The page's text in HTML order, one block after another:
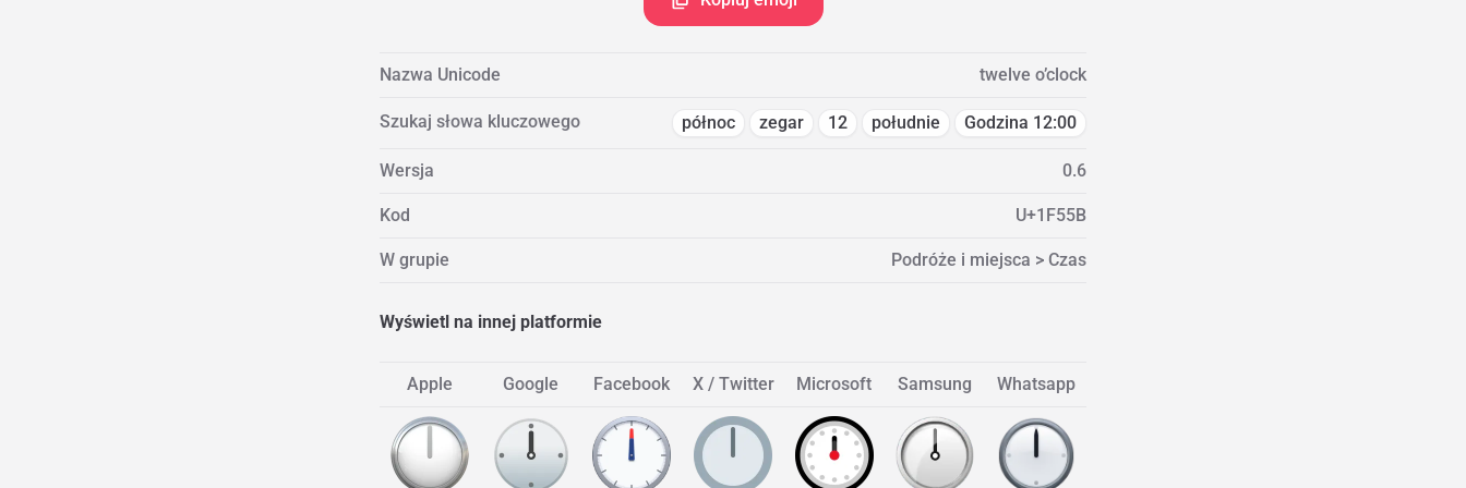
Nazwa Unicode twelve o’clock
Szukaj słowa kluczowego północ zegar 12 południe Godzina 12:00
Wersja 0.6
Kod U+1F55B
W grupie Podróże i miejsca > Czas
Wyświetl na innej platformie
Apple Google Facebook X / Twitter Microsoft Samsung Whatsapp